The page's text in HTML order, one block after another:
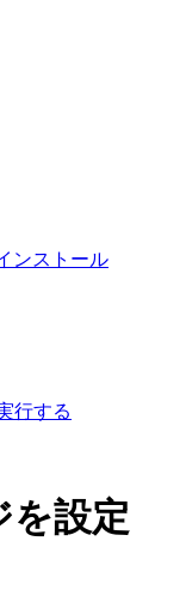
ンストール
行する
を設定